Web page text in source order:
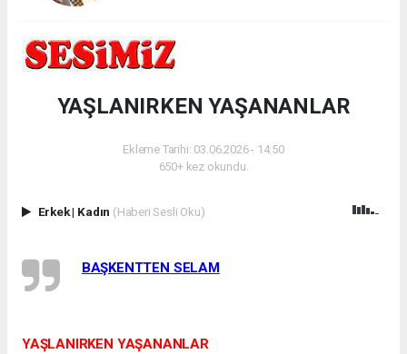
YAŞLANIRKEN YAŞANANLAR
Ekleme Tarihi: 03.06.2026 - 14:50
650+ kez okundu.
Erkek| Kadın (Haberi Sesli Oku)
BAŞKENTTEN SELAM
YAŞLANIRKEN YAŞANANLAR